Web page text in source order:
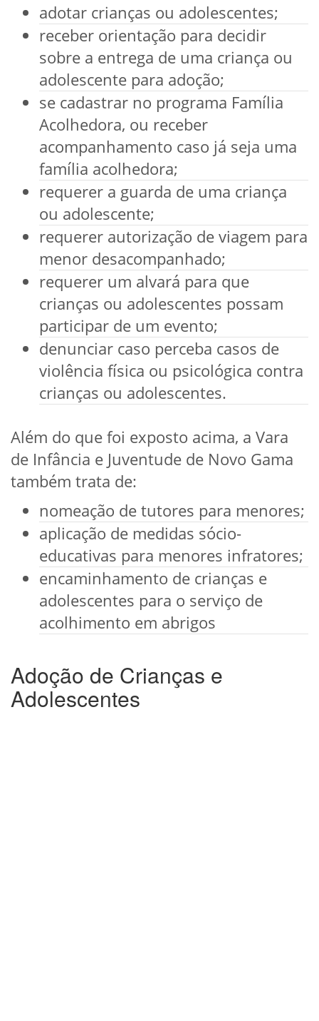
adotar crianças ou adolescentes;
receber orientação para decidir
sobre a entrega de uma criança ou
adolescente para adoção;
se cadastrar no programa Família
Acolhedora, ou receber
acompanhamento caso já seja uma
família acolhedora;
requerer a guarda de uma criança
ou adolescente;
requerer autorização de viagem para
menor desacompanhado;
requerer um alvará para que
crianças ou adolescentes possam
participar de um evento;
denunciar caso perceba casos de
violência física ou psicológica contra
crianças ou adolescentes.
Além do que foi exposto acima, a Vara
de Infância e Juventude de Novo Gama
também trata de:
nomeação de tutores para menores;
aplicação de medidas sócio-
educativas para menores infratores;
encaminhamento de crianças e
adolescentes para o serviço de
acolhimento em abrigos
Adoção de Crianças e
Adolescentes